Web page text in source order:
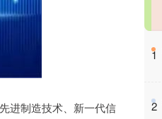
进制造技术、新一代信
1
2